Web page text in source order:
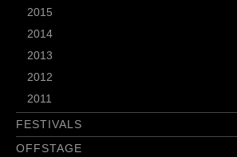
2015
2014
2013
2012
2011
FESTIVALS
OFFSTAGE